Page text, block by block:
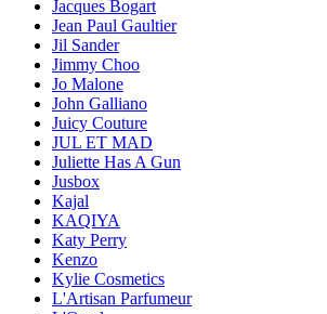
Jacques Bogart
Jean Paul Gaultier
Jil Sander
Jimmy Choo
Jo Malone
John Galliano
Juicy Couture
JUL ET MAD
Juliette Has A Gun
Jusbox
Kajal
KAQIYA
Katy Perry
Kenzo
Kylie Cosmetics
L'Artisan Parfumeur